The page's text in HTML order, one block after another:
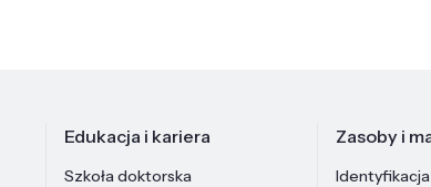
Edukacja i kariera
Szkoła doktorska
Zasoby i